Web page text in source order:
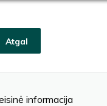
Atgal
informacija